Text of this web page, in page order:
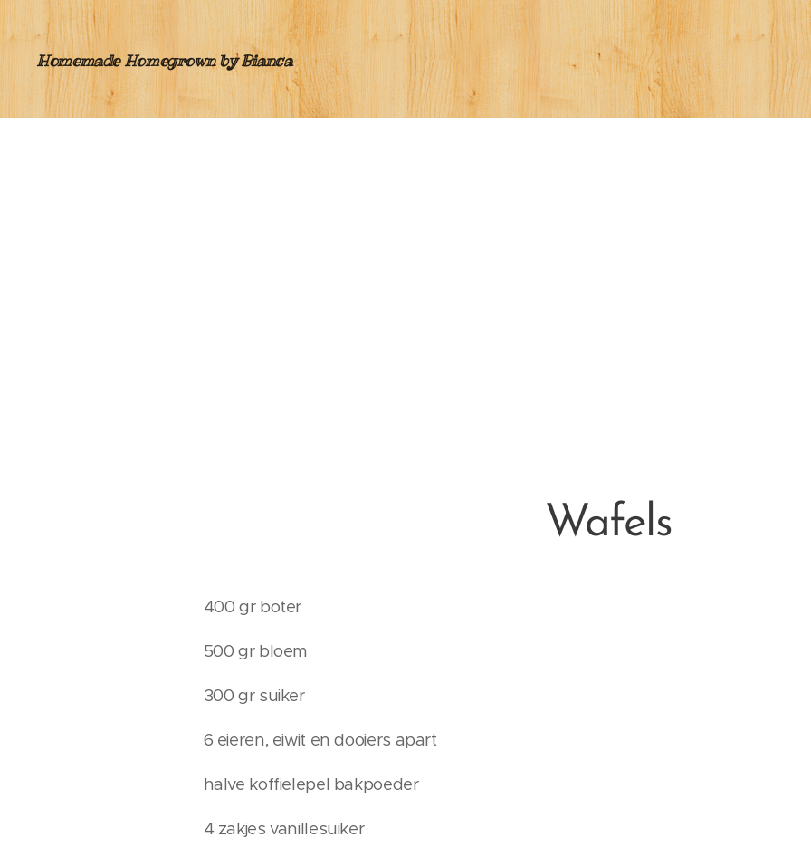
Homemade Homegrown by Bianca
Wafels
400 gr boter
500 gr bloem
300 gr suiker
6 eieren, eiwit en dooiers apart
halve koffielepel bakpoeder
4 zakjes vanillesuiker